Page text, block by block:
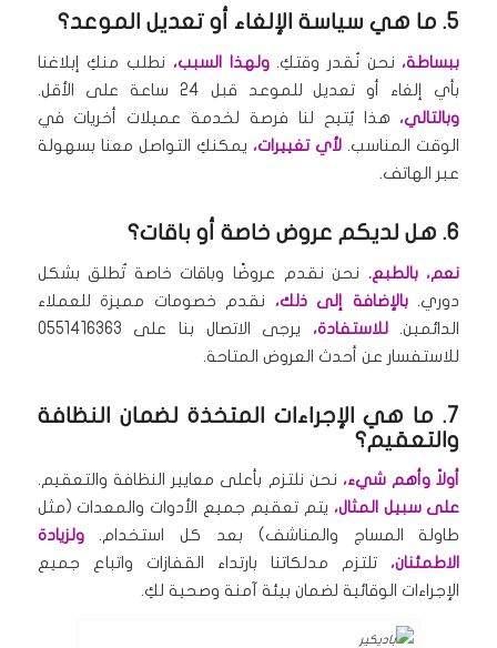
5. ما هي سياسة الإلغاء أو تعديل الموعد؟
ببساطة، نحن نُقدر وقتكِ.ولهذا السبب، نطلب منكِ إبلاغنا
بأي إلغاء أو تعديل للموعد قبل 24 ساعة على الأقل.
وبالتالي، هذا يُتيح لنا فرصة لخدمة عميلات أخريات في
الوقت المناسب. لأي تغييرات، يمكنكِ التواصل معنا بسهولة
عبر الهاتف.
6. هل لديكم عروض خاصة أو باقات؟
نعم، بالطبع. نحن نقدم عروضًا وباقات خاصة تُطلق بشكل
دوري.بالإضافة إلى ذلك، نقدم خصومات مميزة للعملاء
الدائمين.للاستفادة،
يرجى الاتصال بنا على 0551416363
للاستفسار عن أحدث العروض المتاحة.
7. ما هي الإجراءات المتخذة لضمان النظافة
والتعقيم؟
أولاً وأهم شيء، نحن نلتزم بأعلى معايير النظافة والتعقيم.
على سبيل المثال، يتم تعقيم جميع الأدوات والمعدات (مثل
طاولة المساج والمناشف) بعد كل استخدام.ولزيادة
الاطمئنان،تلتزم مدلكاتنا بارتداء القفازات واتباع جميع
الإجراءات الوقائية لضمان بيئة آمنة وصحية لكِ.